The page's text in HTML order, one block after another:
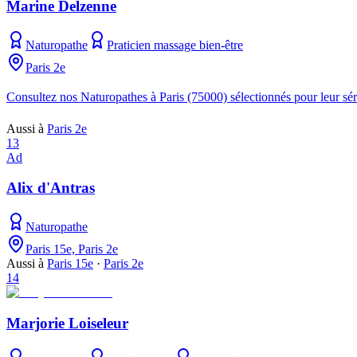
Marine Delzenne
Naturopathe
Praticien massage bien-être
Paris 2e
Consultez nos Naturopathes à Paris (75000) sélectionnés pour leur
Aussi à Paris 2e
13
Ad
Alix d'Antras
Naturopathe
Paris 15e, Paris 2e
Aussi à Paris 15e · Paris 2e
14
Marjorie Loiseleur